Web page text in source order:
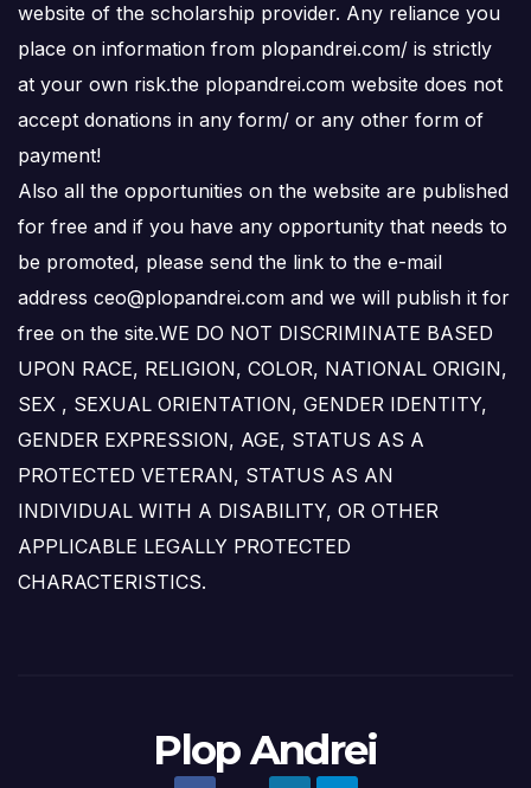
website of the scholarship provider. Any reliance you
place on information from plopandrei.com/ is strictly
at your own risk.the plopandrei.com website does not
accept donations in any form/ or any other form of
payment!
Also all the opportunities on the website are published
for free and if you have any opportunity that needs to
be promoted, please send the link to the e-mail
address ceo@plopandrei.com and we will publish it for
free on the site.WE DO NOT DISCRIMINATE BASED
UPON RACE, RELIGION, COLOR, NATIONAL ORIGIN,
SEX , SEXUAL ORIENTATION, GENDER IDENTITY,
GENDER EXPRESSION, AGE, STATUS AS A
PROTECTED VETERAN, STATUS AS AN
INDIVIDUAL WITH A DISABILITY, OR OTHER
APPLICABLE LEGALLY PROTECTED
CHARACTERISTICS.
Plop Andrei